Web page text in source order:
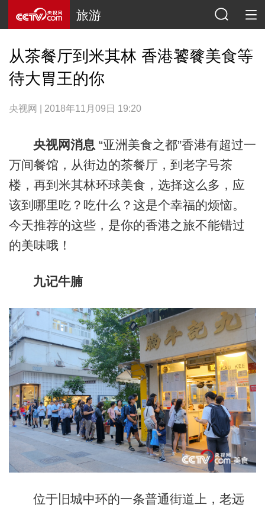
旅游
从茶餐厅到米其林 香港饕餮美食等
待大胃王的你
央视网 | 2018年11月09日 19:20
央视网消息 “亚洲美食之都”香港有超过一
万间餐馆，从街边的茶餐厅，到老字号茶
楼，再到米其林环球美食，选择这么多，应
该到哪里吃？吃什么？这是个幸福的烦恼。
今天推荐的这些，是你的香港之旅不能错过
的美味哦！
九记牛腩
位于旧城中环的一条普通街道上，老远